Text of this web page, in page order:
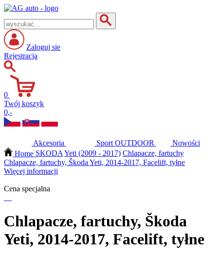
Zaloguj sie
Rejestracja
0
Twój koszyk
0,-
Akcesoria Sport OUTDOOR
Nowości
Home SKODAYeti (2009 - 2017) Chlapacze, fartuchy
Chlapacze, fartuchy, Škoda Yeti, 2014-2017, Facelift, tyłne
Więcej informacji
Cena specjalna
Chlapacze, fartuchy, Škoda
Yeti, 2014-2017, Facelift, tyłne